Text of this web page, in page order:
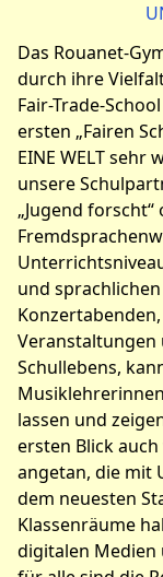
Das Rouanet-
durch ihre
Fair-Trade-
ersten „Fairen
EINE WELT
unsere
„Jugend
und
Veranstaltungen
Schullebens,
lassen und
ersten Blick
angetan, die mit
dem neuesten
Klassenräume
digitalen